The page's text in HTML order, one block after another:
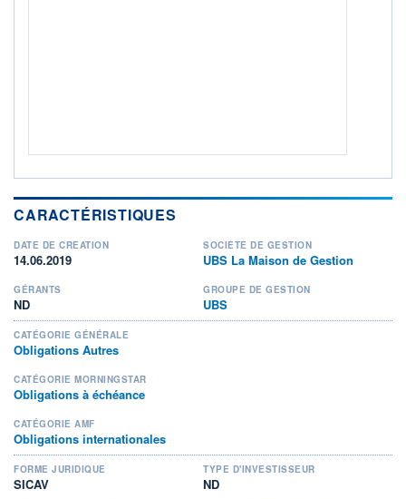
CARACTÉRISTIQUES
DATE DE CRÉATION
14.06.2019
SOCIÉTÉ DE GESTION
UBS La Maison de Gestion
GÉRANTS
ND
GROUPE DE GESTION
UBS
CATÉGORIE GÉNÉRALE
Obligations Autres
CATÉGORIE MORNINGSTAR
Obligations à échéance
CATÉGORIE AMF
Obligations internationales
FORME JURIDIQUE
SICAV
TYPE D'INVESTISSEUR
ND